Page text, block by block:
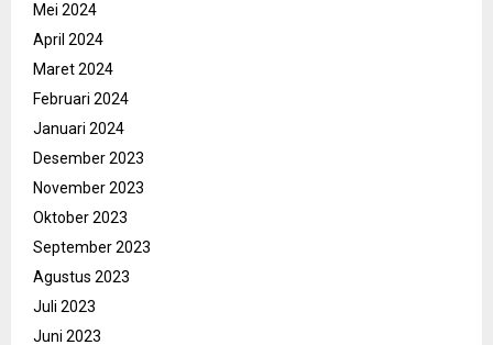
Mei 2024
April 2024
Maret 2024
Februari 2024
Januari 2024
Desember 2023
November 2023
Oktober 2023
September 2023
Agustus 2023
Juli 2023
Juni 2023